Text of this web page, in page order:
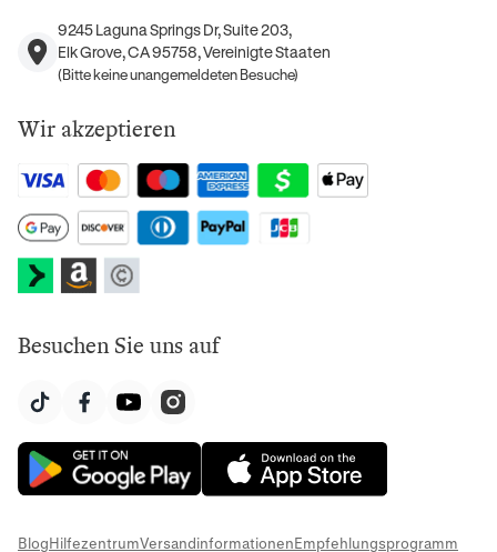
9245 Laguna Springs Dr, Suite 203,
Elk Grove, CA 95758, Vereinigte Staaten
(Bitte keine unangemeldeten Besuche)
Wir akzeptieren
Besuchen Sie uns auf
BlogHilfezentrumVersandinformationenEmpfehlungsprogramm